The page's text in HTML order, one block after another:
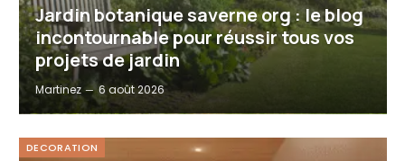
Jardin botanique saverne org : le blog
incontournable pour réussir tous vos
projets de jardin
Martinez 6 août 2026
DECORATION